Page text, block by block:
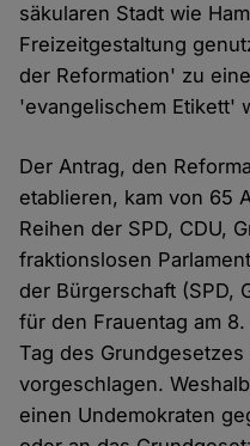
säkularen Stadt wie
Freizeitgestaltung
der Reformation' zu
'evangelischem Etikett'
Der Antrag, den
etablieren, kam von 65
Reihen der SPD, CDU,
fraktionslosen
der Bürgerschaft (SPD,
für den Frauentag am
Tag des
vorgeschlagen.
einen Undemokraten